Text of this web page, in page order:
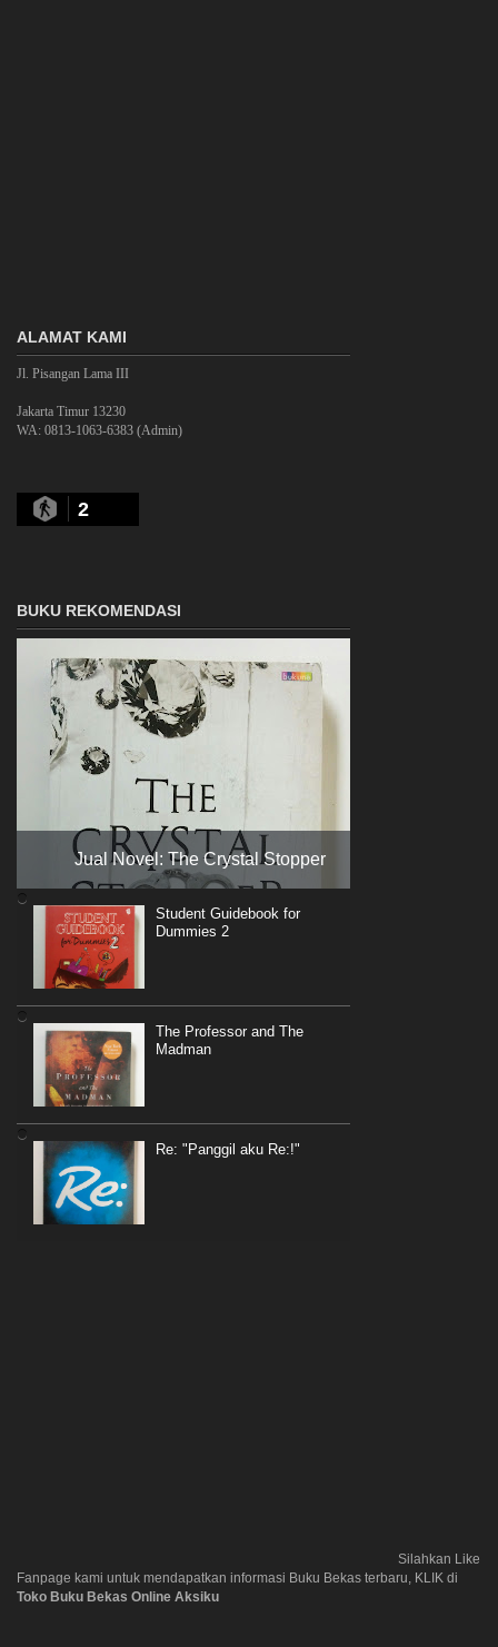
ALAMAT KAMI
Jl. Pisangan Lama III
Jakarta Timur 13230
WA: 0813-1063-6383 (Admin)
2
BUKU REKOMENDASI
Jual Novel: The Crystal Stopper
Student Guidebook for
Dummies 2
The Professor and The
Madman
Re: "Panggil aku Re:!"
Silahkan Like
Fanpage kami untuk mendapatkan informasi Buku Bekas terbaru, KLIK di
Toko Buku Bekas Online Aksiku